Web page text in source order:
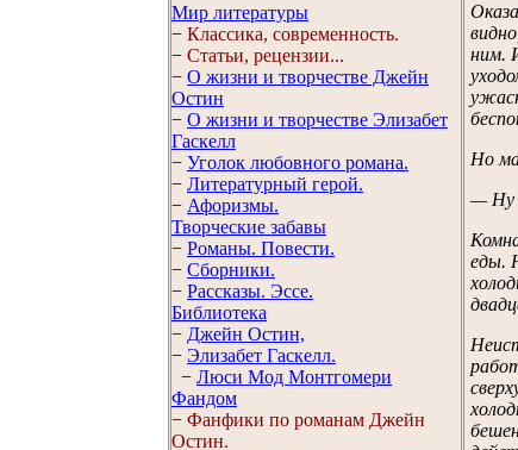
Мир литературы
− Классика, современность.
− Статьи, рецензии...
− О жизни и творчестве Джейн
Остин
− О жизни и творчестве Элизабет
Гaскелл
− Уголок любовного романа.
− Литературный герой.
− Афоризмы.
Творческие забавы
− Романы. Повести.
− Сборники.
− Рассказы. Эссe.
Библиотека
− Джейн Остин,
− Элизабет Гaскелл.
− Люси Мод Монтгомери
Фандом
− Фанфики по романам Джейн
Остин.
ним.
Но
— Ну
еды.